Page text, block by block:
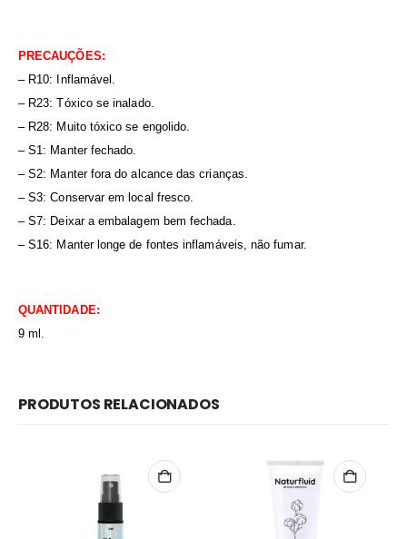
PRECAUÇÕES:
– R10: Inflamável.
– R23: Tóxico se inalado.
– R28: Muito tóxico se engolido.
– S1: Manter fechado.
– S2: Manter fora do alcance das crianças.
– S3: Conservar em local fresco.
– S7: Deixar a embalagem bem fechada.
– S16: Manter longe de fontes inflamáveis, não fumar.
QUANTIDADE:
9 ml.
PRODUTOS RELACIONADOS
Redes Sociais